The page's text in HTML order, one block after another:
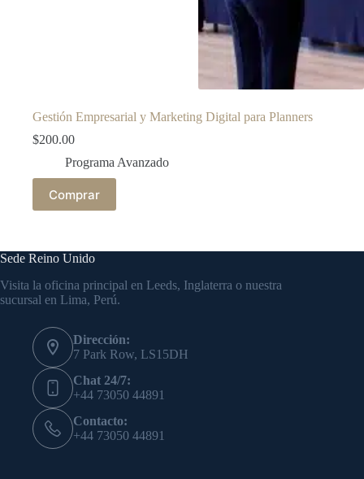
Gestión Empresarial y Marketing Digital para Planners
$200.00
Programa Avanzado
Comprar
Sede Reino Unido
Visita la oficina principal en Leeds, Inglaterra o nuestra
sucursal en Lima, Perú.
Dirección:
7 Park Row, LS15DH
Chat 24/7:
+44 73050 44891
Contacto:
+44 73050 44891